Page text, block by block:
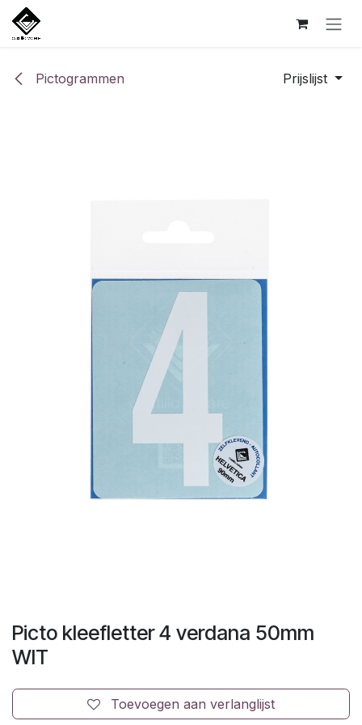
Overslaan naar inhoud
Pictogrammen Prijslijst
Picto kleefletter 4 verdana 50mm
WIT
Toevoegen aan verlanglijst